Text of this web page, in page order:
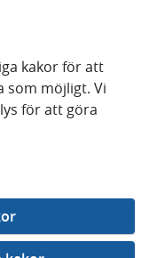
kakor för att
som möjligt. Vi
för att göra